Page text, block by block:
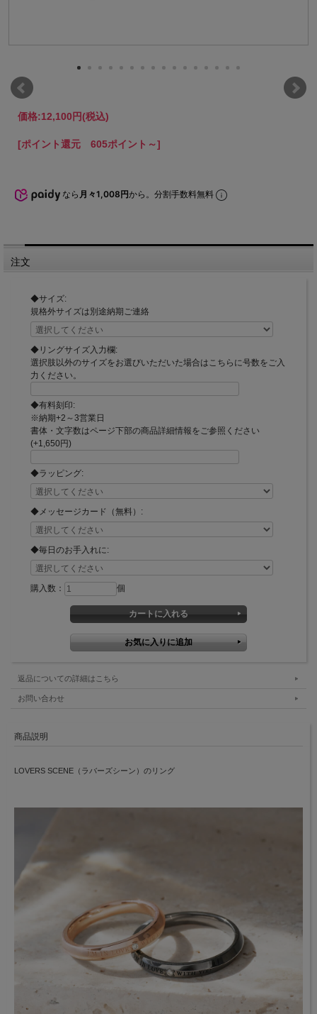
価格:12,100円(税込)
[ポイント還元 605ポイント～]
なら 月々1,008円から。分割手数料無料
注文
◆サイズ:
規格外サイズは別途納期ご連絡
◆リングサイズ入力欄:
選択肢以外のサイズをお選びいただいた場合はこちらに号数をご入
力ください。
◆有料刻印:
※納期+2～3営業日
書体・文字数はページ下部の商品詳細情報をご参照ください
(+1,650円)
◆ラッピング:
◆メッセージカード（無料）:
◆毎日のお手入れに:
購入数： 個
返品についての詳細はこちら
お問い合わせ
商品説明
LOVERS SCENE（ラバーズシーン）のリング